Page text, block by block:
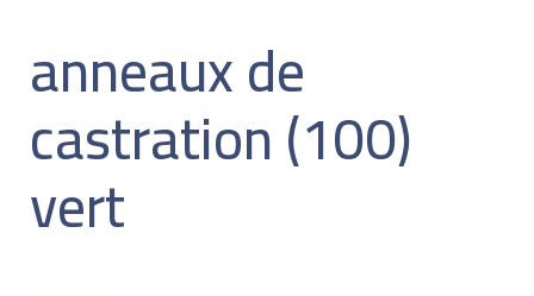
anneaux de
castration (100)
vert